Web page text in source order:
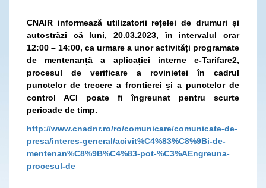
CNAIR informează utilizatorii rețelei de drumuri și
autostrăzi că luni, 20.03.2023, în intervalul orar
12:00 – 14:00, ca urmare a unor activități programate
de mentenanță a aplicației interne e-Tarifare2,
procesul de verificare a rovinietei în cadrul
punctelor de trecere a frontierei și a punctelor de
control ACI poate fi îngreunat pentru scurte
perioade de timp.
http://www.cnadnr.ro/ro/comunicare/comunicate-de-
presa/interes-general/acivit%C4%83%C8%9Bi-de-
mentenan%C8%9B%C4%83-pot-%C3%AEngreuna-
procesul-de